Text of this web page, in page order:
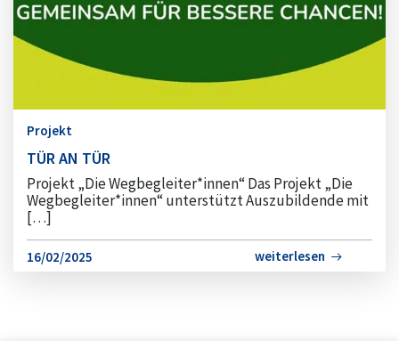
Projekt
TÜR AN TÜR
Projekt „Die Wegbegleiter*innen“ Das Projekt „Die
Wegbegleiter*innen“ unterstützt Auszubildende mit
[…]
16/02/2025 weiterlesen